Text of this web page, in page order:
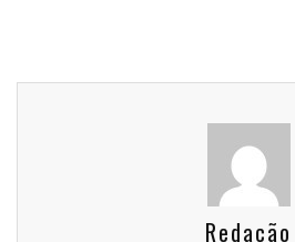
Redação